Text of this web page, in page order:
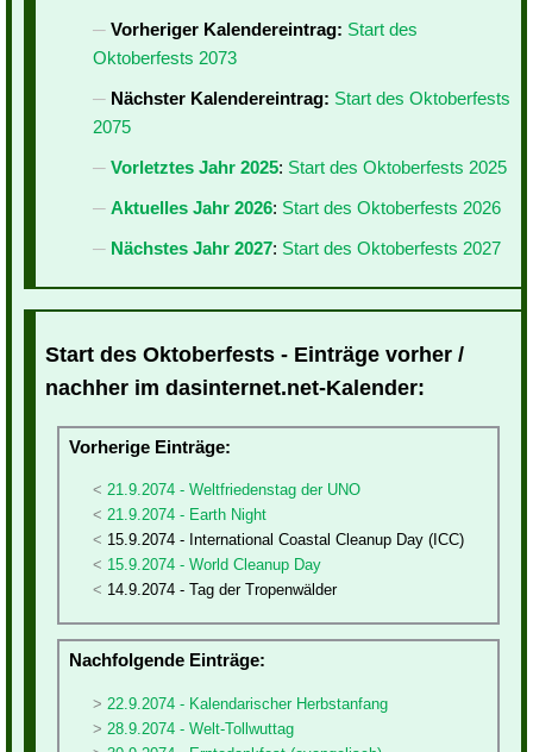
Vorheriger Kalendereintrag: Start des
Oktoberfests 2073
Nächster Kalendereintrag: Start des Oktoberfests
2075
Vorletztes Jahr 2025: Start des Oktoberfests 2025
Aktuelles Jahr 2026: Start des Oktoberfests 2026
Nächstes Jahr 2027: Start des Oktoberfests 2027
Start des Oktoberfests - Einträge vorher /
nachher im dasinternet.net-Kalender:
Vorherige Einträge:
21.9.2074 - Weltfriedenstag der UNO
21.9.2074 - Earth Night
15.9.2074 - International Coastal Cleanup Day (ICC)
15.9.2074 - World Cleanup Day
14.9.2074 - Tag der Tropenwälder
Nachfolgende Einträge:
22.9.2074 - Kalendarischer Herbstanfang
28.9.2074 - Welt-Tollwuttag